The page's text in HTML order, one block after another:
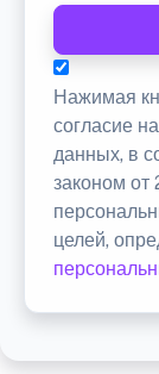
Нажимая
согласие
данных, в
законом
целей,